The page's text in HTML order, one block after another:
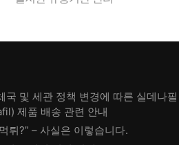
국 및 세관 정책 변경에 따른 실데나필
제품 배송 관련 안내
튀?” – 사실은 이렇습니다.